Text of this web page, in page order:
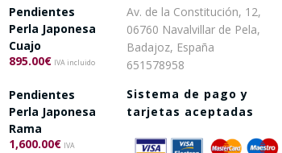
Pendientes
Perla Japonesa
Cuajo
895.00€ IVA incluido
Pendientes
Perla Japonesa
Rama
1,600.00€ IVA
Av. de la Constitución, 12,
06760 Navalvillar de Pela,
Badajoz, España
651578958
Sistema de pago y
tarjetas aceptadas